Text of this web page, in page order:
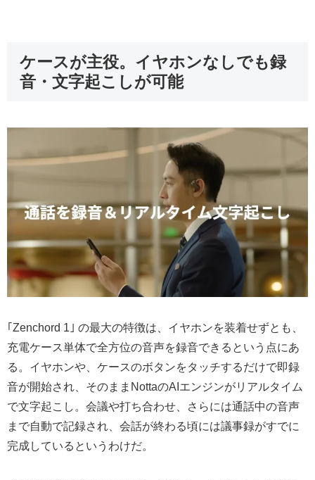
ケースが主役。イヤホンなしでも録
音・文字起こしが可能
｢Zenchord 1｣ の最大の特徴は、イヤホンを装着せずとも、
充電ケース単体で全方位の音声を録音できるという点にあ
る。イヤホンや、ケースのボタンをタッチするだけで即録
音が開始され、そのままNottaのAIエンジンがリアルタイム
で文字起こし。会議や打ち合わせ、さらには通話中の音声
まで自動で記録され、会話が終わる頃には議事録がすでに
完成しているというわけだ。